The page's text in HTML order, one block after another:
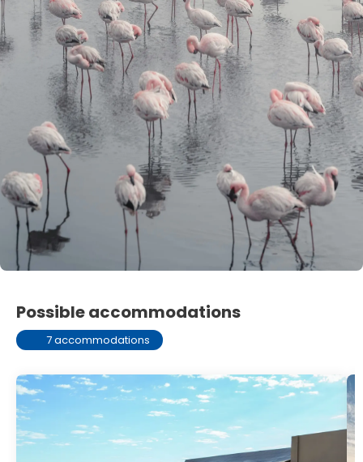
Possible accommodations
7 accommodations